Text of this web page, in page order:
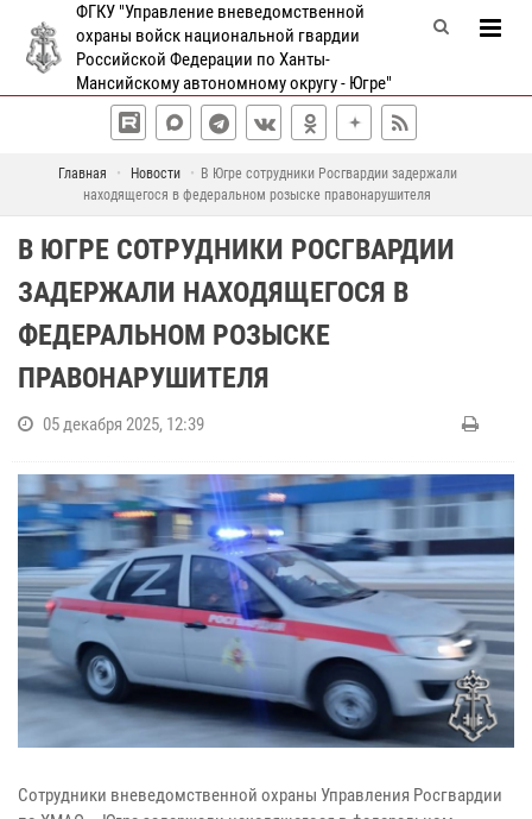
ФГКУ "Управление вневедомственной
охраны войск национальной гвардии
Российской Федерации по Ханты-
Мансийскому автономному округу - Югре"
Главная Новости
В Югре сотрудники Росгвардии задержали
находящегося в федеральном розыске правонарушителя
В ЮГРЕ СОТРУДНИКИ РОСГВАРДИИ
ЗАДЕРЖАЛИ НАХОДЯЩЕГОСЯ В
ФЕДЕРАЛЬНОМ РОЗЫСКЕ
ПРАВОНАРУШИТЕЛЯ
05 декабря 2025, 12:39
Сотрудники вневедомственной охраны Управления Росгвардии